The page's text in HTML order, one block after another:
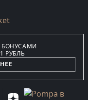
РУБЛЬ